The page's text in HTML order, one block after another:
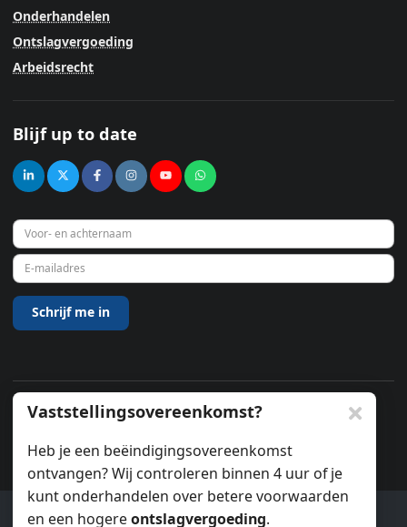
Onderhandelen
Ontslagvergoeding
Arbeidsrecht
Blijf up to date
Ook wij gebruiken cookies.
Vaststellingsovereenkomst?
Heb je een beëindigingsovereenkomst
ontvangen? Wij controleren binnen 4 uur of je
kunt onderhandelen over betere voorwaarden
en een hogereontslagvergoeding.